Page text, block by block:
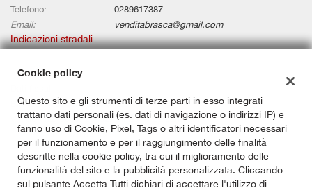
Telefono:
0289617387
Email:
venditabrasca@gmail.com
Indicazioni stradali
BRASCA AUTOMOBILI SRL
Via de Vizzi 0066, 20092, Cinisello Balsamo (MI)
C.F/P.IVA:00887910966
Registro delle imprese:MI
Cookie policy
Questo sito e gli strumenti di terze parti in esso integrati
trattano dati personali (es. dati di navigazione o indirizzi IP) e
fanno uso di Cookie, Pixel, Tags o altri identificatori necessari
per il funzionamento e per il raggiungimento delle finalità
descritte nella cookie policy, tra cui il miglioramento delle
funzionalità del sito e la pubblicità personalizzata. Cliccando
sul pulsante Accetta Tutti dichiari di accettare l'utilizzo di